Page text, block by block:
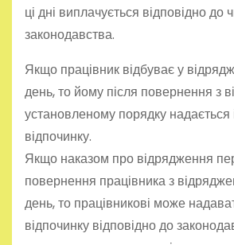
ці дні виплачується відповідно до
законодавства.
Якщо працівник відбуває у
день, то йому після повернення з
установленому порядку
відпочинку.
Якщо наказом про відрядження
повернення працівника з
день, то працівникові може
відпочинку відповідно до